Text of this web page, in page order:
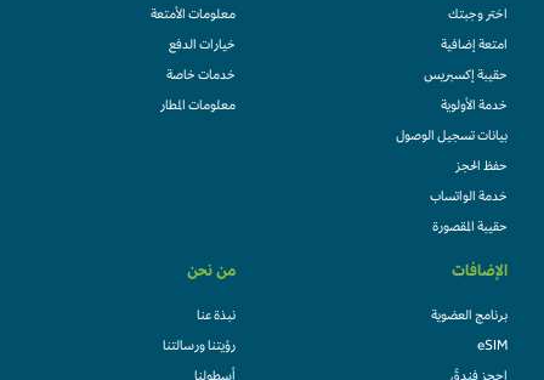
اختر وجبتك
امتعة إضافية
حقيبة إكسبريس
خدمة الأولوية
بيانات تسجيل الوصول
حفظ الحجز
خدمة الواتساب
حقيبة المقصورة
معلومات الأمتعة
خيارات الدفع
خدمات خاصة
معلومات المطار
الإضافات
برنامج العضوية
eSIM
من نحن
نبذة عنا
رؤيتنا ورسالتنا